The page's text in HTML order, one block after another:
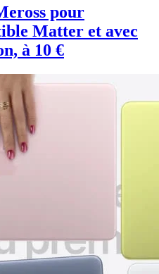
pour
Matter et avec
à 10 €